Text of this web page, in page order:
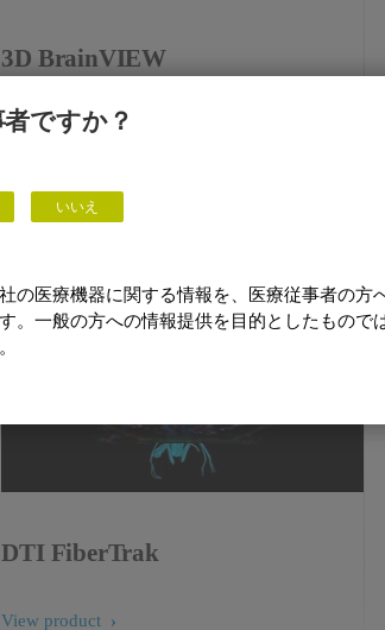
ですか？
いいえ
の医療機器に関する情報を、医療従事者の方
。一般の方への情報提供を目的としたもので
3D BrainVIEW
View product
DTI FiberTrak
View product